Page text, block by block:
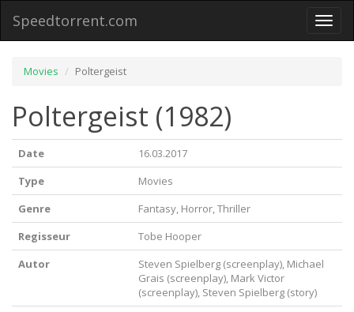
Toggle
Speedtorrent.com
Movies Poltergeist
Poltergeist (1982)
Date
16.03.2017
Type
Movies
Genre
Fantasy, Horror, Thriller
Regisseur
Tobe Hooper
Autor
Steven Spielberg (screenplay), Michael
Grais (screenplay), Mark Victor
(screenplay), Steven Spielberg (story)